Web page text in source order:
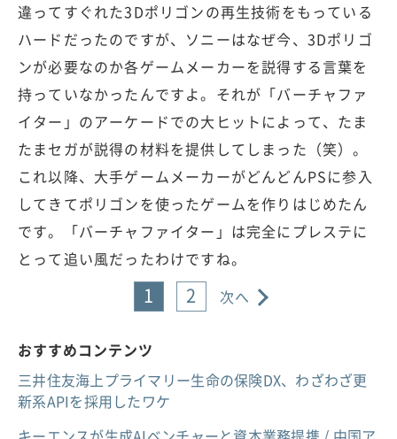
違ってすぐれた3Dポリゴンの再生技術をもっている
ハードだったのですが、ソニーはなぜ今、3Dポリゴ
ンが必要なのか各ゲームメーカーを説得する言葉を
持っていなかったんですよ。それが「バーチャファ
イター」のアーケードでの大ヒットによって、たま
たまセガが説得の材料を提供してしまった（笑）。
これ以降、大手ゲームメーカーがどんどんPSに参入
してきてポリゴンを使ったゲームを作りはじめたん
です。「バーチャファイター」は完全にプレステに
とって追い風だったわけですね。
1 2 次へ
おすすめコンテンツ
三井住友海上プライマリー生命の保険DX、わざわざ更
新系APIを採用したワケ